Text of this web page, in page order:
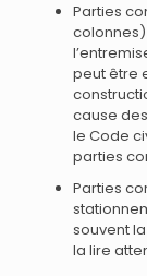
Parties
peut être
cause
le Code
parties
Parties
souvent
la lire